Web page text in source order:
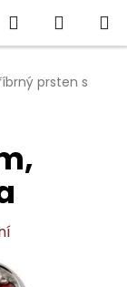
Hledat
KOŠÍK
prsten s